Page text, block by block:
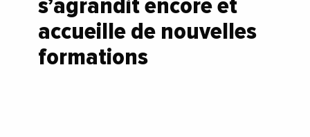
accueille de nouvelles
formations